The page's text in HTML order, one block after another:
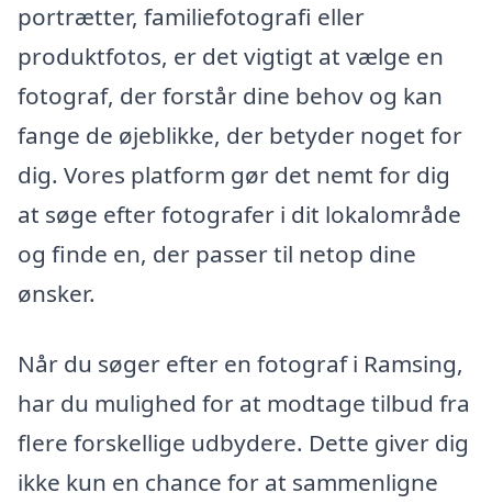
portrætter, familiefotografi eller
produktfotos, er det vigtigt at vælge en
fotograf, der forstår dine behov og kan
fange de øjeblikke, der betyder noget for
dig. Vores platform gør det nemt for dig
at søge efter fotografer i dit lokalområde
og finde en, der passer til netop dine
ønsker.
Når du søger efter en fotograf i Ramsing,
har du mulighed for at modtage tilbud fra
flere forskellige udbydere. Dette giver dig
ikke kun en chance for at sammenligne